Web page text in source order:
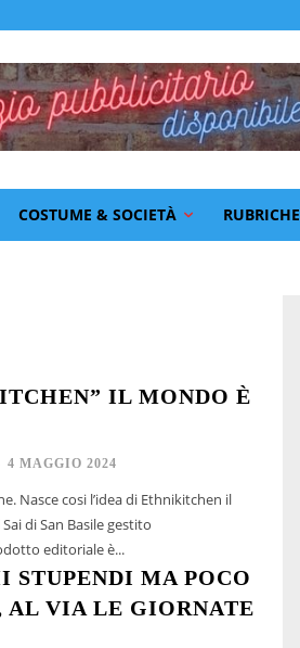
COSTUME & SOCIETÀ RUBRICHE
IL MONDO È
4 MAGGIO 2024
Nasce cosi l’idea di Ethnikitchen il
di San Basile gestito
don Vincenzo Matrangolo. Il prodotto editoriale è...
STUPENDI MA POCO
VIA LE GIORNATE